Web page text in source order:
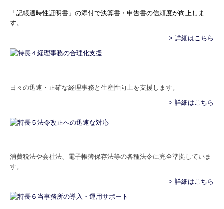
「記帳適時性証明書」の添付で決算書・申告書の信頼度が向上しま
す。
> 詳細はこちら
日々の迅速・正確な経理事務と生産性向上を支援します。
> 詳細はこちら
消費税法や会社法、電子帳簿保存法等の各種法令に完全準拠していま
す。
> 詳細はこちら